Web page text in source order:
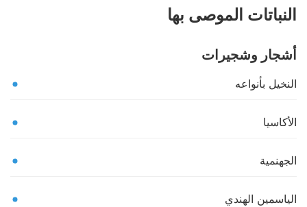
النباتات الموصى بها
أشجار وشجيرات
النخيل بأنواعه
الأكاسيا
الجهنمية
الياسمين الهندي